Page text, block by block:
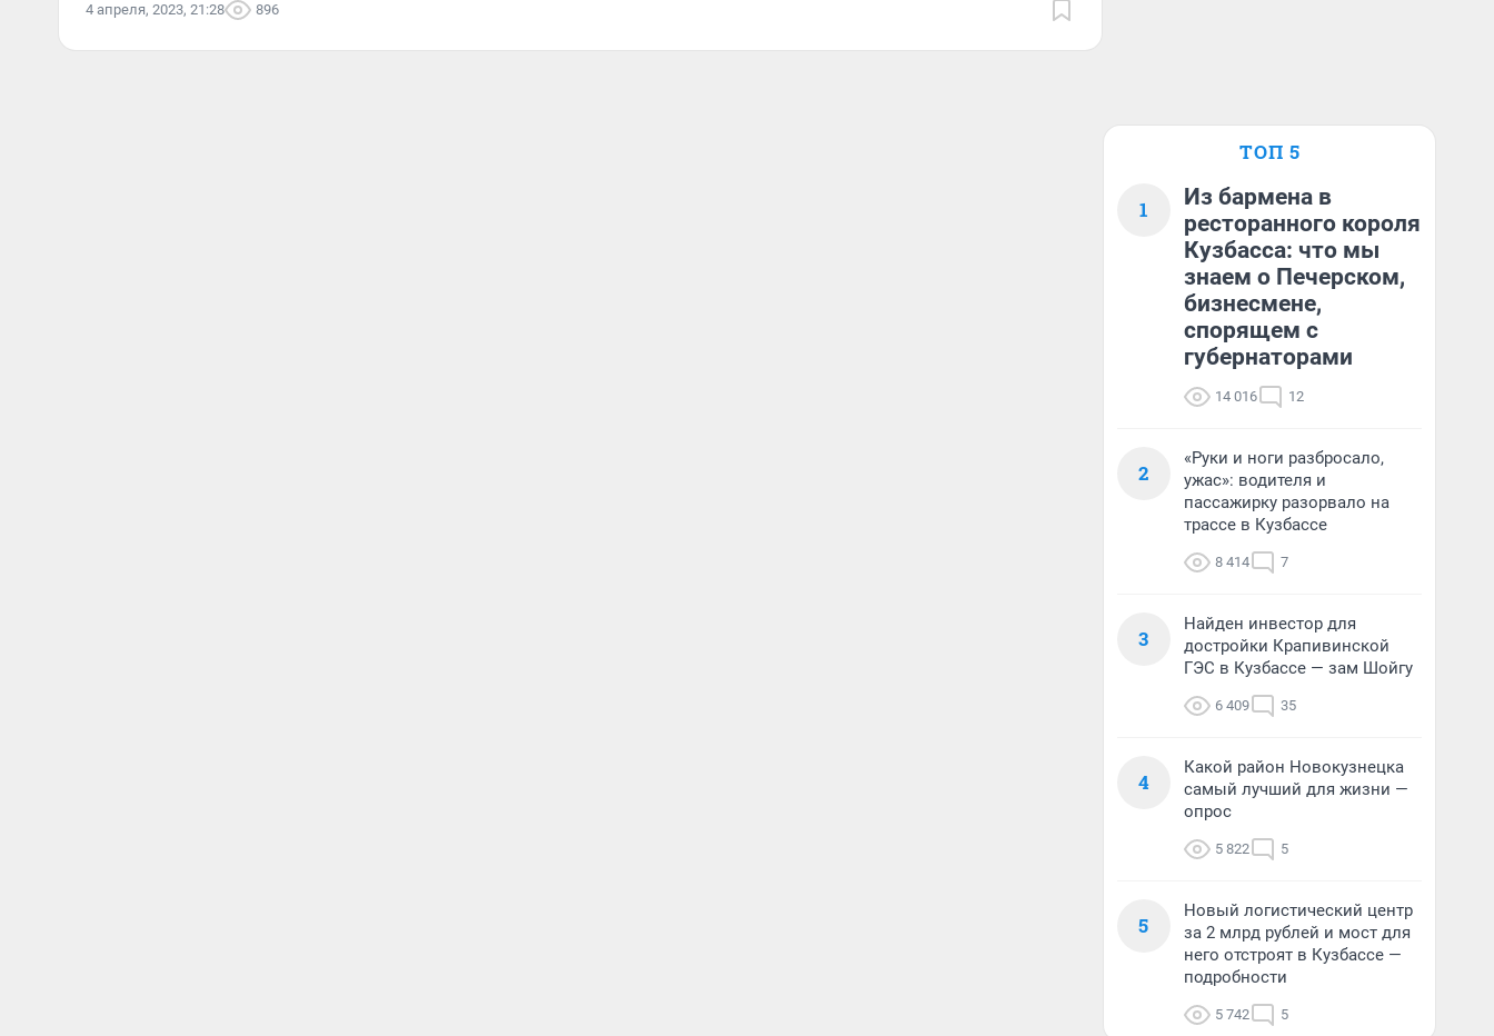
4 апреля, 2023, 21:28 896
ТОП 5
1
Из бармена в
ресторанного короля
Кузбасса: что мы
знаем о Печерском,
бизнесмене,
спорящем с
губернаторами
14 016 12
2
«Руки и ноги разбросало,
ужас»: водителя и
пассажирку разорвало на
трассе в Кузбассе
8 414 7
3
Найден инвестор для
достройки Крапивинской
ГЭС в Кузбассе — зам Шойгу
6 409 35
4
Какой район Новокузнецка
самый лучший для жизни —
опрос
5 822 5
5
Новый логистический центр
за 2 млрд рублей и мост для
него отстроят в Кузбассе —
подробности
5 742 5